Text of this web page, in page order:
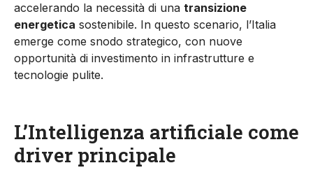
accelerando la necessità di una transizione
energetica sostenibile. In questo scenario, l’Italia
emerge come snodo strategico, con nuove
opportunità di investimento in infrastrutture e
tecnologie pulite.
L’Intelligenza artificiale come
driver principale